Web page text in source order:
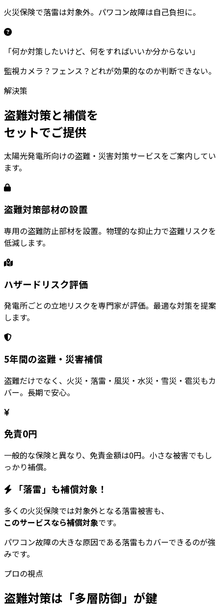
火災保険で落雷は対象外。パワコン故障は自己負担に。
「何か対策したいけど、何をすればいいか分からない」
監視カメラ？フェンス？どれが効果的なのか判断できない。
解決策
盗難対策と補償を
セットでご提供
太陽光発電所向けの盗難・災害対策サービスをご案内してい
ます。
盗難対策部材の設置
専用の盗難防止部材を設置。物理的な抑止力で盗難リスクを
低減します。
ハザードリスク評価
発電所ごとの立地リスクを専門家が評価。最適な対策を提案
します。
5年間の盗難・災害補償
盗難だけでなく、火災・落雷・風災・水災・雪災・雹災もカ
バー。長期で安心。
免責0円
一般的な保険と異なり、免責金額は0円。小さな被害でもし
っかり補償。
「落雷」も補償対象！
多くの火災保険では対象外となる落雷被害も、
このサービスなら補償対象です。
パワコン故障の大きな原因である落雷もカバーできるのが強
みです。
プロの視点
盗難対策は 「多層防御」 が鍵